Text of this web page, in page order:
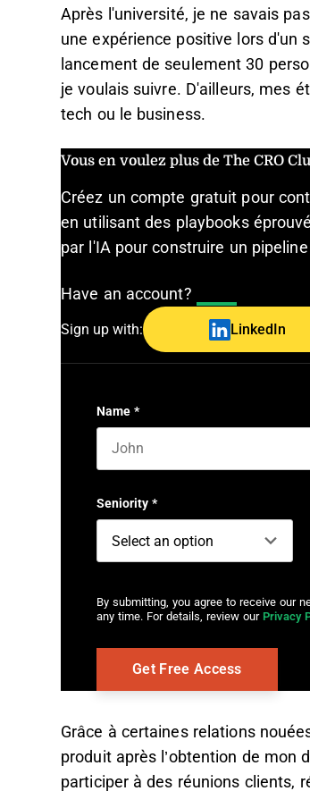
Après l'université, je ne savais
une expérience positive lors d'un
lancement de seulement 30
je voulais suivre. D'ailleurs, mes
tech ou le business.
Vous en voulez plus de The CRO
Créez un compte gratuit pour
en utilisant des playbooks
par l'IA pour construire un
Have an account?
Sign up with: LinkedIn
Name *
Seniority *
By submitting, you agree to receive our
any time. For details, review our Privacy
Grâce à certaines relations
produit après l’obtention de mon
participer à des réunions clients,